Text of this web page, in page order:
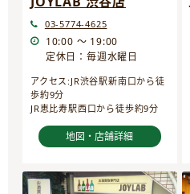
03-5774-4625
10:00 ～ 19:00
定休日：毎週水曜日
アクセス:JR渋谷駅新南口から徒
歩約9分
JR恵比寿駅西口から徒歩約9分
地図・店舗詳細